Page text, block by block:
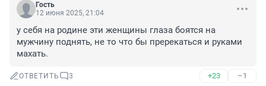
Гость
12 июня 2025, 21:04
у себя на родине эти женщины глаза боятся на
мужчину поднять, не то что бы пререкаться и руками
махать.
ОТВЕТИТЬ 3 +23 –1